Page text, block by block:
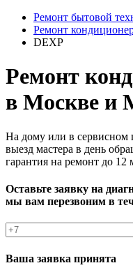
Ремонт бытовой
Ремонт
DEXP
Ремонт
в Москве и
На дому или в сервисном
выезд мастера в день
гарантия на ремонт до 12
Оставьте заявку на
мы вам перезвоним в
Ваша заявка принята